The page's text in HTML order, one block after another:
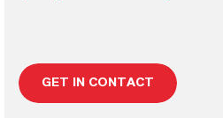
GET IN CONTACT